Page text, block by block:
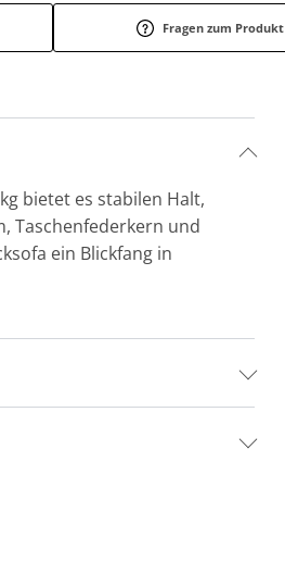
Fragen zum Produkt
bietet es stabilen Halt,
Taschenfederkern und
ein Blickfang in